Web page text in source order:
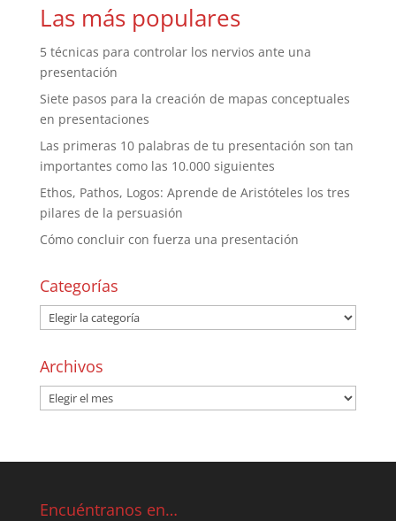
Las más populares
5 técnicas para controlar los nervios ante una
presentación
Siete pasos para la creación de mapas conceptuales
en presentaciones
Las primeras 10 palabras de tu presentación son tan
importantes como las 10.000 siguientes
Ethos, Pathos, Logos: Aprende de Aristóteles los tres
pilares de la persuasión
Cómo concluir con fuerza una presentación
Categorías
Archivos
Encuéntranos en…